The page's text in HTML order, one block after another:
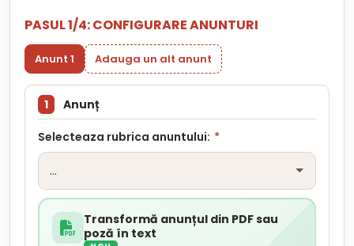
PASUL 1/4: CONFIGURARE ANUNTURI
Anunt 1 Adauga un alt anunt
1 Anunț
Selecteaza rubrica anuntului: *
Transformă anunțul din PDF sau
poză în text